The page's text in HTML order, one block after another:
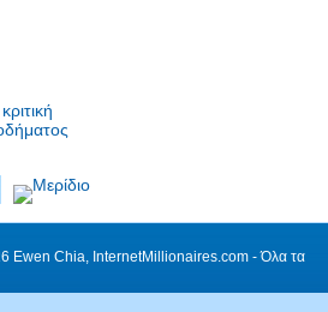
Ewen Chia, InternetMillionaires.com - Όλα τα